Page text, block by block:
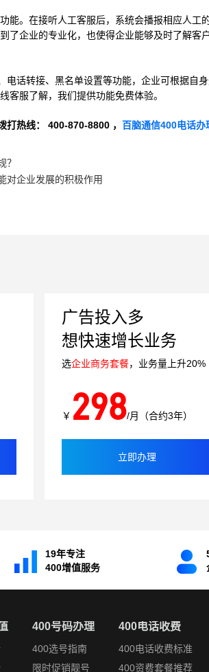
能。在接听人工客服后，系统会播报相应人工
了企业的专业化， 也使得企业能够及时了解客
电话转接、黑名单设置等功能，企业可根据自
客服了解，我们提供功能免费体验。
打热线： 400-870-8800 ， 百脑通信400电话办
？
对企业发展的积极作用
广告投入多
想快速增长业务
选企业商务套餐，业务量上升20%
￥ 298/月（合约3年）
立即办理
19年专注
400增值服务
400号码办理
400选号指南
限时促销靓号
400电话收费
400电话收费标准
400资费套餐推荐